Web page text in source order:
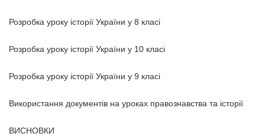
Розробка уроку історії України у 8 класі
Розробка уроку історії України у 10 класі
Розробка уроку історії України у 9 класі
Використання документів на уроках правознавства та історії
ВИСНОВКИ